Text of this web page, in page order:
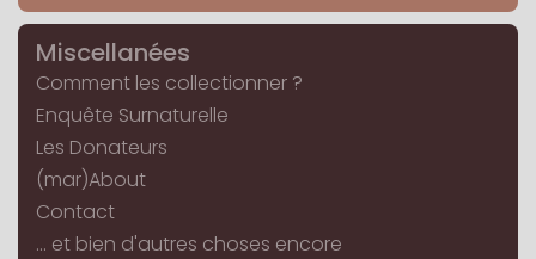
Miscellanées
Comment les collectionner ?
Enquête Surnaturelle
Les Donateurs
(mar)About
Contact
... et bien d'autres choses encore